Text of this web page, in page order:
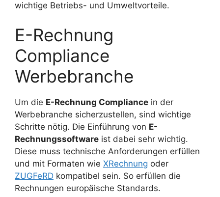
wichtige Betriebs- und Umweltvorteile.
E-Rechnung
Compliance
Werbebranche
Um die E-Rechnung Compliance in der
Werbebranche sicherzustellen, sind wichtige
Schritte nötig. Die Einführung von E-
Rechnungssoftware ist dabei sehr wichtig.
Diese muss technische Anforderungen erfüllen
und mit Formaten wie XRechnung oder
ZUGFeRD kompatibel sein. So erfüllen die
Rechnungen europäische Standards.